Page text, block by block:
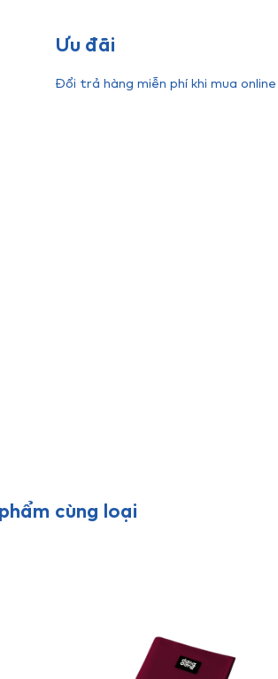
Ưu đãi
Đổi trả hàng miễn phí khi mua
cùng loại